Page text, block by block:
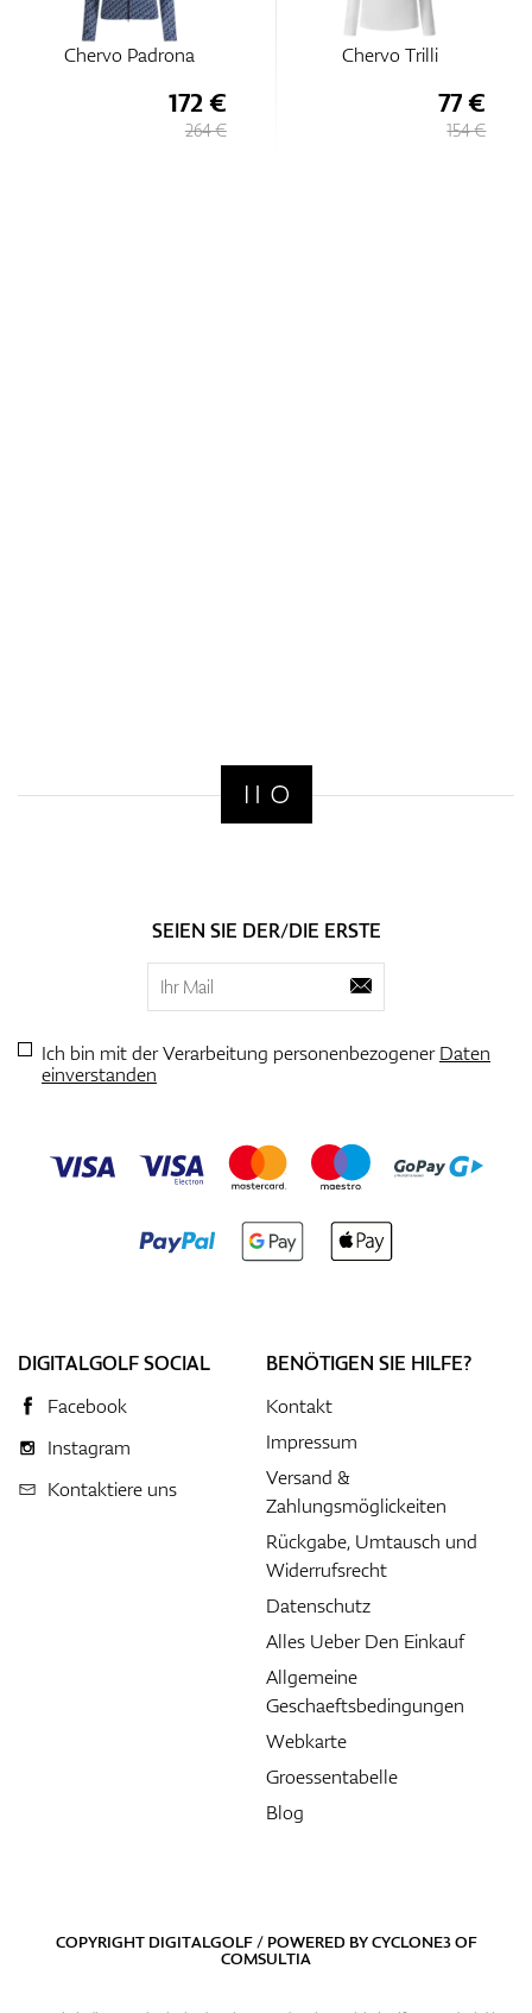
Chervo Padrona
172 €
264 €
Chervo Trilli
77 €
154 €
SEIEN SIE DER/DIE ERSTE
Ich bin mit der Verarbeitung personenbezogenerDaten
einverstanden
DIGITALGOLF SOCIAL
Facebook
Instagram
Kontaktiere uns
BENÖTIGEN SIE HILFE?
Kontakt
Impressum
Versand &
Zahlungsmöglickeiten
Rückgabe, Umtausch und
Widerrufsrecht
Datenschutz
Alles Ueber Den Einkauf
Allgemeine
Geschaeftsbedingungen
Webkarte
Groessentabelle
Blog
COPYRIGHT DIGITALGOLF / POWERED BYCYCLONE3OF
COMSULTIA